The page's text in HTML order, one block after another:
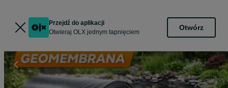
Przejdź do aplikacji
Otwieraj OLX jednym tapnięciem
Otwórz